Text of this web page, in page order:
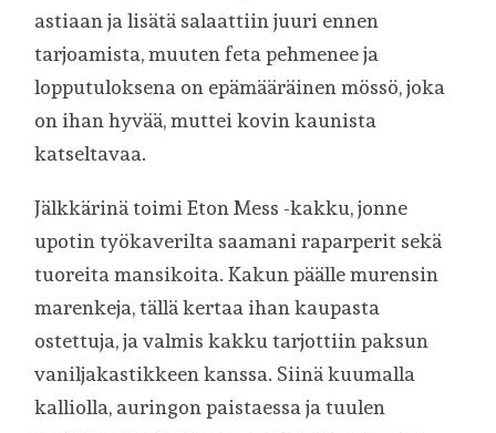
astiaan ja lisätä salaattiin juuri ennen
tarjoamista, muuten feta pehmenee ja
lopputuloksena on epämääräinen mössö, joka
on ihan hyvää, muttei kovin kaunista
katseltavaa.
Jälkkärinä toimi Eton Mess -kakku, jonne
upotin työkaverilta saamani raparperit sekä
tuoreita mansikoita. Kakun päälle murensin
marenkeja, tällä kertaa ihan kaupasta
ostettuja, ja valmis kakku tarjottiin paksun
vaniljakastikkeen kanssa. Siinä kuumalla
kalliolla, auringon paistaessa ja tuulen